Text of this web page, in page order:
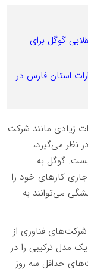
گوگل برای
استان فارس در
زیادی مانند شرکت
می‌گیرد،
گوگل به
کارهای خود را
می‌توانند به
فناوری از
مدل ترکیبی را در
حداقل سه روز